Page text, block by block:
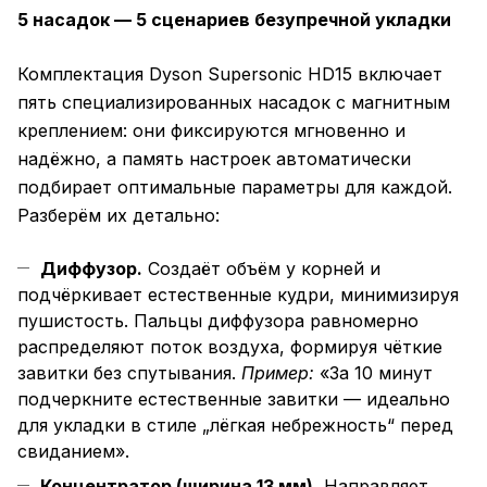
5 насадок — 5 сценариев безупречной укладки
Комплектация Dyson Supersonic HD15 включает
пять специализированных насадок с магнитным
креплением: они фиксируются мгновенно и
надёжно, а память настроек автоматически
подбирает оптимальные параметры для каждой.
Разберём их детально:
Диффузор. Создаёт объём у корней и
подчёркивает естественные кудри, минимизируя
пушистость. Пальцы диффузора равномерно
распределяют поток воздуха, формируя чёткие
завитки без спутывания. Пример: «За 10 минут
подчеркните естественные завитки — идеально
для укладки в стиле „лёгкая небрежность“ перед
свиданием».